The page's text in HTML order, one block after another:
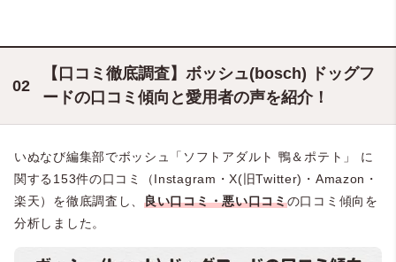
【口コミ徹底調査】ボッシュ(bosch) ドッグフ
ードの口コミ傾向と愛用者の声を紹介！
いぬなび編集部でボッシュ「ソフトアダルト 鴨＆ポテト」 に
関する153件の口コミ（Instagram・X(旧Twitter)・Amazon・
楽天）を徹底調査し、 良い口コミ・悪い口コミの口コミ傾向を
分析しました。